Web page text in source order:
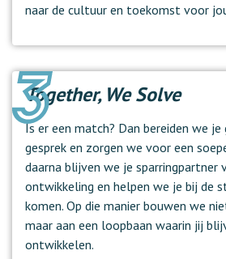
naar de cultuur en toekomst voor
Together, We Solve
Is er een match? Dan bereiden we
gesprek en zorgen we voor een
daarna blijven we je sparringpartner
ontwikkeling en helpen we je bij de
komen. Op die manier bouwen we
maar aan een loopbaan waarin jij
ontwikkelen.